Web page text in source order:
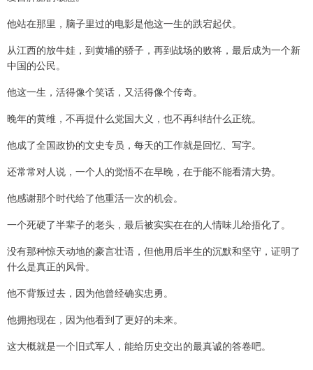
他站在那里，脑子里过的电影是他这一生的跌宕起伏。
从江西的放牛娃，到黄埔的骄子，再到战场的败将，最后成为一个新
中国的公民。
他这一生，活得像个笑话，又活得像个传奇。
晚年的黄维，不再提什么党国大义，也不再纠结什么正统。
他成了全国政协的文史专员，每天的工作就是回忆、写字。
还常常对人说，一个人的觉悟不在早晚，在于能不能看清大势。
他感谢那个时代给了他重活一次的机会。
一个死硬了半辈子的老头，最后被实实在在的人情味儿给捂化了。
没有那种惊天动地的豪言壮语，但他用后半生的沉默和坚守，证明了
什么是真正的风骨。
他不背叛过去，因为他曾经确实忠勇。
他拥抱现在，因为他看到了更好的未来。
这大概就是一个旧式军人，能给历史交出的最真诚的答卷吧。